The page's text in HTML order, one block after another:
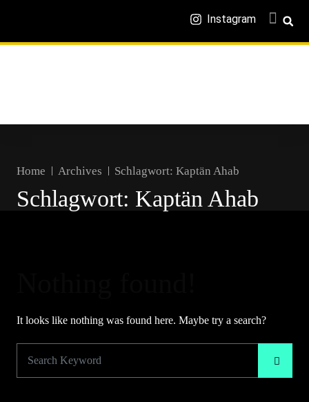
Instagram
Home Archives Schlagwort: Kaptän Ahab
Schlagwort: Kaptän Ahab
It looks like nothing was found here. Maybe try a search?